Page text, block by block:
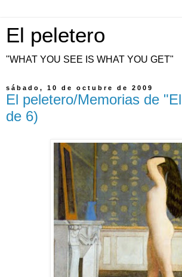
El peletero
"WHAT YOU SEE IS WHAT YOU GET"
sábado, 10 de octubre de 2009
El peletero/Memorias de
de 6)